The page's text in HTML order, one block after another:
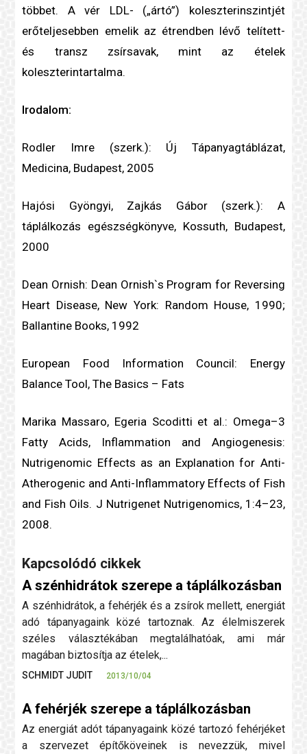
többet. A vér LDL- („ártó”) koleszterinszintjét
erőteljesebben emelik az étrendben lévő telített-
és transz zsírsavak, mint az ételek
koleszterintartalma.
Irodalom:
Rodler Imre (szerk.): Új Tápanyagtáblázat,
Medicina, Budapest, 2005
Hajósi Gyöngyi, Zajkás Gábor (szerk.): A
táplálkozás egészségkönyve, Kossuth, Budapest,
2000
Dean Ornish: Dean Ornish`s Program for Reversing
Heart Disease, New York: Random House, 1990;
Ballantine Books, 1992
European Food Information Council: Energy
Balance Tool, The Basics – Fats
Marika Massaro, Egeria Scoditti et al.: Omega–3
Fatty Acids, Inflammation and Angiogenesis:
Nutrigenomic Effects as an Explanation for Anti-
Atherogenic and Anti-Inflammatory Effects of Fish
and Fish Oils. J Nutrigenet Nutrigenomics, 1:4–23,
2008.
Kapcsolódó cikkek
A szénhidrátok szerepe a táplálkozásban
A szénhidrátok, a fehérjék és a zsírok mellett, energiát
adó tápanyagaink közé tartoznak. Az élelmiszerek
széles választékában megtalálhatóak, ami már
magában biztosítja az ételek,...
SCHMIDT JUDIT 2013/10/04
A fehérjék szerepe a táplálkozásban
Az energiát adót tápanyagaink közé tartozó fehérjéket
a szervezet építőköveinek is nevezzük, mivel